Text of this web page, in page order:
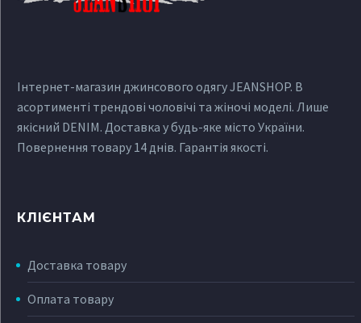
Інтернет-магазин джинсового одягу JEANSHOP. В
асортименті трендові чоловічі та жіночі моделі. Лише
якісний DENIM. Доставка у будь-яке місто України.
Повернення товару 14 днів. Гарантія якості.
КЛІЄНТАМ
Доставка товару
Оплата товару